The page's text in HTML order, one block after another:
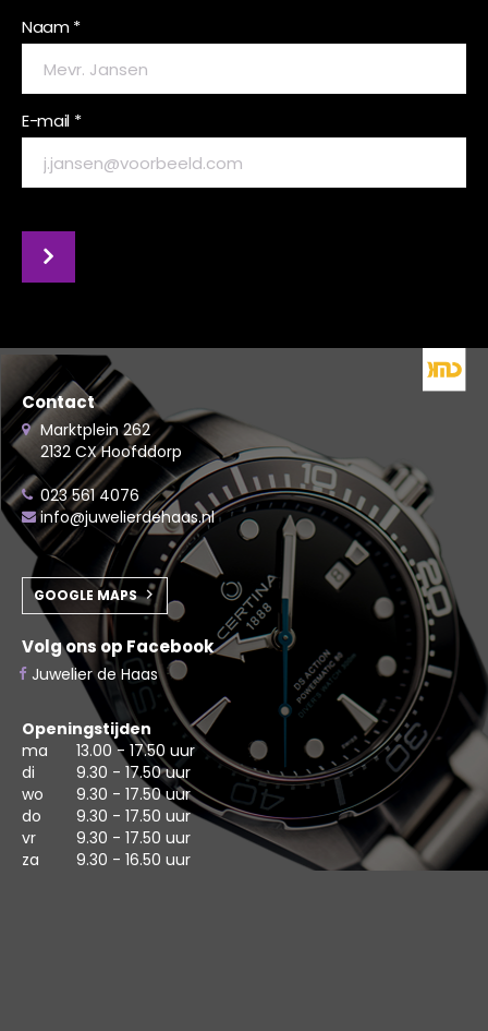
Naam *
E-mail *
Contact
Marktplein 262
2132 CX Hoofddorp
023 561 4076
info@juwelierdehaas.nl
GOOGLE MAPS
Volg ons op Facebook
Juwelier de Haas
Openingstijden
ma
13.00 - 17.50 uur
di
9.30 - 17.50 uur
wo
9.30 - 17.50 uur
do
9.30 - 17.50 uur
vr
9.30 - 17.50 uur
za
9.30 - 16.50 uur